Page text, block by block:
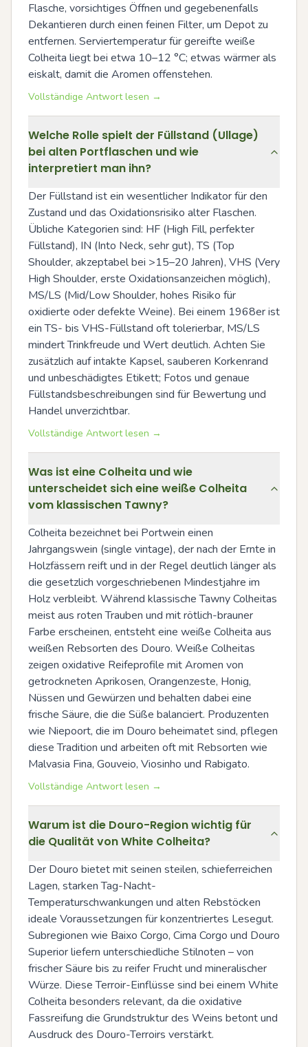
Flasche, vorsichtiges Öffnen und gegebenenfalls
Dekantieren durch einen feinen Filter, um Depot zu
entfernen. Serviertemperatur für gereifte weiße
Colheita liegt bei etwa 10–12 °C; etwas wärmer als
eiskalt, damit die Aromen offenstehen.
Vollständige Antwort lesen →
Welche Rolle spielt der Füllstand (Ullage)
bei alten Portflaschen und wie
interpretiert man ihn?
Der Füllstand ist ein wesentlicher Indikator für den
Zustand und das Oxidationsrisiko alter Flaschen.
Übliche Kategorien sind: HF (High Fill, perfekter
Füllstand), IN (Into Neck, sehr gut), TS (Top
Shoulder, akzeptabel bei >15–20 Jahren), VHS (Very
High Shoulder, erste Oxidationsanzeichen möglich),
MS/LS (Mid/Low Shoulder, hohes Risiko für
oxidierte oder defekte Weine). Bei einem 1968er ist
ein TS- bis VHS-Füllstand oft tolerierbar, MS/LS
mindert Trinkfreude und Wert deutlich. Achten Sie
zusätzlich auf intakte Kapsel, sauberen Korkenrand
und unbeschädigtes Etikett; Fotos und genaue
Füllstandsbeschreibungen sind für Bewertung und
Handel unverzichtbar.
Vollständige Antwort lesen →
Was ist eine Colheita und wie
unterscheidet sich eine weiße Colheita
vom klassischen Tawny?
Colheita bezeichnet bei Portwein einen
Jahrgangswein (single vintage), der nach der Ernte in
Holzfässern reift und in der Regel deutlich länger als
die gesetzlich vorgeschriebenen Mindestjahre im
Holz verbleibt. Während klassische Tawny Colheitas
meist aus roten Trauben und mit rötlich-brauner
Farbe erscheinen, entsteht eine weiße Colheita aus
weißen Rebsorten des Douro. Weiße Colheitas
zeigen oxidative Reifeprofile mit Aromen von
getrockneten Aprikosen, Orangenzeste, Honig,
Nüssen und Gewürzen und behalten dabei eine
frische Säure, die die Süße balanciert. Produzenten
wie Niepoort, die im Douro beheimatet sind, pflegen
diese Tradition und arbeiten oft mit Rebsorten wie
Malvasia Fina, Gouveio, Viosinho und Rabigato.
Vollständige Antwort lesen →
Warum ist die Douro-Region wichtig für
die Qualität von White Colheita?
Der Douro bietet mit seinen steilen, schieferreichen
Lagen, starken Tag-Nacht-
Temperaturschwankungen und alten Rebstöcken
ideale Voraussetzungen für konzentriertes Lesegut.
Subregionen wie Baixo Corgo, Cima Corgo und Douro
Superior liefern unterschiedliche Stilnoten – von
frischer Säure bis zu reifer Frucht und mineralischer
Würze. Diese Terroir-Einflüsse sind bei einem White
Colheita besonders relevant, da die oxidative
Fassreifung die Grundstruktur des Weins betont und
Ausdruck des Douro-Terroirs verstärkt.